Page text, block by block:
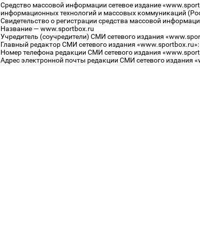
Средство массовой информации сетевое издание
информационных технологий и массовых коммуникаций
Свидетельство о регистрации средства массовой
Название — www.sportbox.ru
Учредитель (соучредители) СМИ сетевого издания
Главный редактор СМИ сетевого издания
Номер телефона редакции СМИ сетевого издания
Адрес электронной почты редакции СМИ сетевого издания